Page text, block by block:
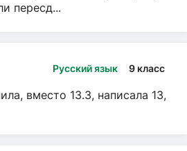
пересд...
Русский язык 9 класс
вместо 13.3, написала 13,